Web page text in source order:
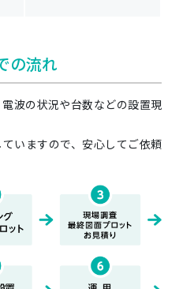
の流れ
波の状況や台数などの設置現
いますので、安心してご依頼